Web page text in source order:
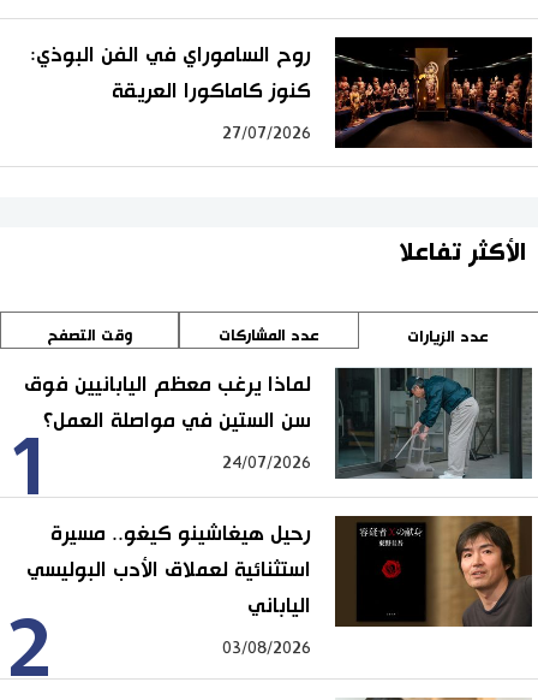
روح الساموراي في الفن البوذي:
كنوز كاماكورا العريقة
27/07/2026
الأكثر تفاعلا
عدد الزيارات عدد المشاركات وقت التصفح
1
لماذا يرغب معظم اليابانيين فوق
سن الستين في مواصلة العمل؟
24/07/2026
2
رحيل هيغاشينو كيغو.. مسيرة
استثنائية لعملاق الأدب البوليسي
الياباني
03/08/2026